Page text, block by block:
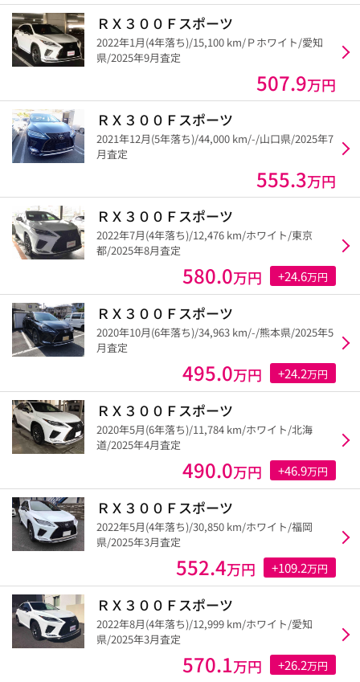
ＲＸ３００Ｆスポーツ
2022年1月(4年落ち)/15,100 km/Ｐホワイト/愛知
県/2025年9月査定
507.9万円
ＲＸ３００Ｆスポーツ
2021年12月(5年落ち)/44,000 km/-/山口県/2025年7
月査定
555.3万円
ＲＸ３００Ｆスポーツ
2022年7月(4年落ち)/12,476 km/ホワイト/東京
都/2025年8月査定
580.0万円 +24.6万円
ＲＸ３００Ｆスポーツ
2020年10月(6年落ち)/34,963 km/-/熊本県/2025年5
月査定
495.0万円 +24.2万円
ＲＸ３００Ｆスポーツ
2020年5月(6年落ち)/11,784 km/ホワイト/北海
道/2025年4月査定
490.0万円 +46.9万円
ＲＸ３００Ｆスポーツ
2022年5月(4年落ち)/30,850 km/ホワイト/福岡
県/2025年3月査定
552.4万円 +109.2万円
ＲＸ３００Ｆスポーツ
2022年8月(4年落ち)/12,999 km/ホワイト/愛知
県/2025年3月査定
570.1万円 +26.2万円